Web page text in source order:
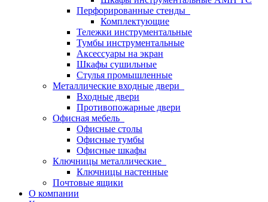
Перфорированные стенды
Комплектующие
Тележки инструментальные
Тумбы инструментальные
Аксессуары на экран
Шкафы сушильные
Стулья промышленные
Металлические входные двери
Входные двери
Противопожарные двери
Офисная мебель
Офисные столы
Офисные тумбы
Офисные шкафы
Ключницы металлические
Ключницы настенные
Почтовые ящики
О компании